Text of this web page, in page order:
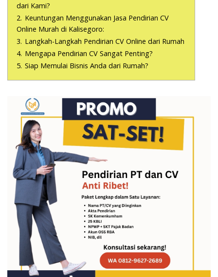
dari Kami?
2. Keuntungan Menggunakan Jasa Pendirian CV
Online Murah di Kalisegoro:
3. Langkah-Langkah Pendirian CV Online dari Rumah
4. Mengapa Pendirian CV Sangat Penting?
5. Siap Memulai Bisnis Anda dari Rumah?